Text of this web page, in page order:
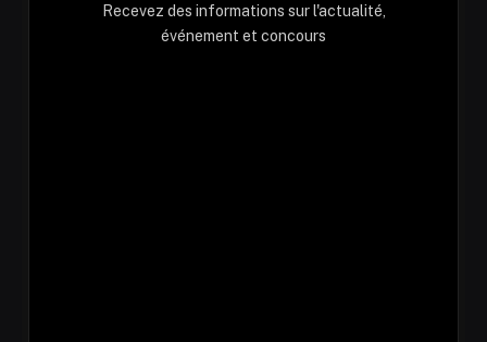
Recevez des informations sur l'actualité,
événement et concours